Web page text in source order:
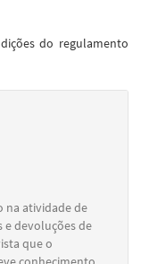
do regulamento
na atividade de
e devoluções de
que o